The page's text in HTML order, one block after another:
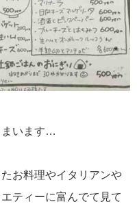
まいます…
お料理やイタリアンや
ティーに富んでて見て